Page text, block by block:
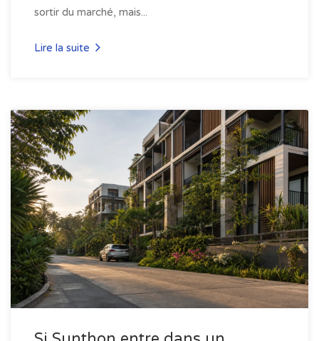
sortir du marché, mais...
Lire la suite